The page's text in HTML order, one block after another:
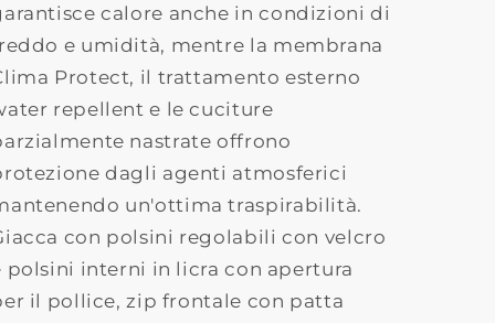
calore anche in condizioni di
e umidità, mentre la membrana
Protect, il trattamento esterno
repellent e le cuciture
nastrate offrono
dagli agenti atmosferici
un'ottima traspirabilità.
con polsini regolabili con velcro
polsini interni in licra con apertura
il pollice, zip frontale con patta